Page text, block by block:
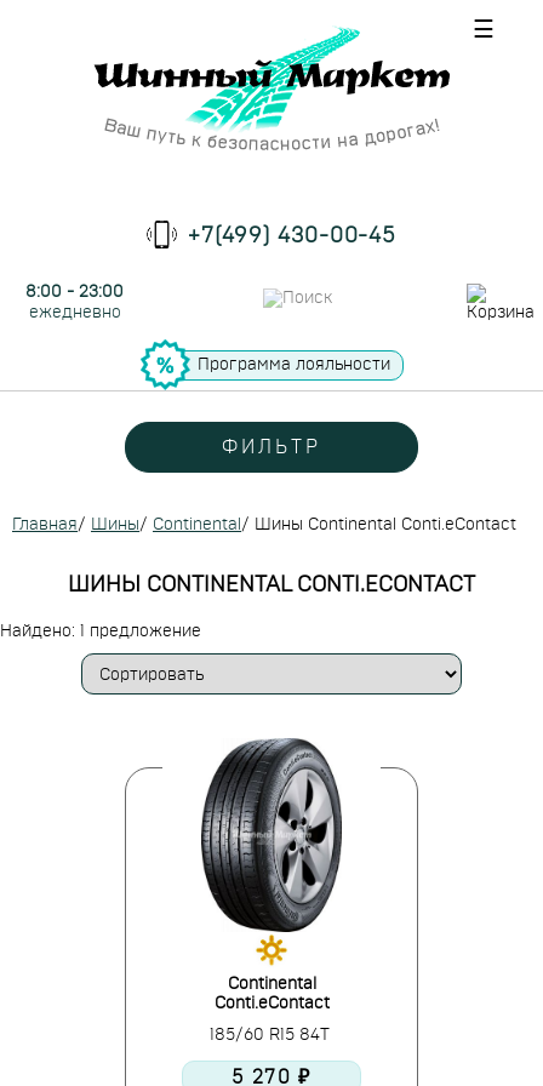
☰
+7(499) 430-00-45
8:00 - 23:00
ежедневно
Программа лояльности
ФИЛЬТР
Главная/ Шины/ Continental / Шины Continental Conti.eContact
ШИНЫ CONTINENTAL CONTI.ECONTACT
Найдено: 1 предложение
Continental
Conti.eContact
185/60 R15 84T
5 270 ₽